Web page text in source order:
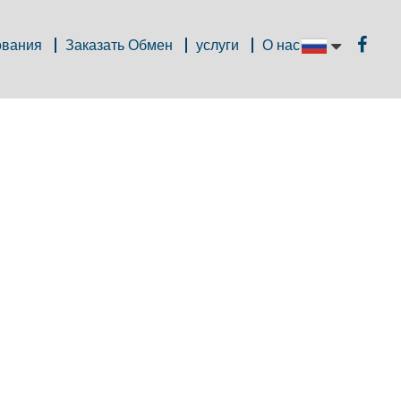
О нас
услуги
Заказать Обмен